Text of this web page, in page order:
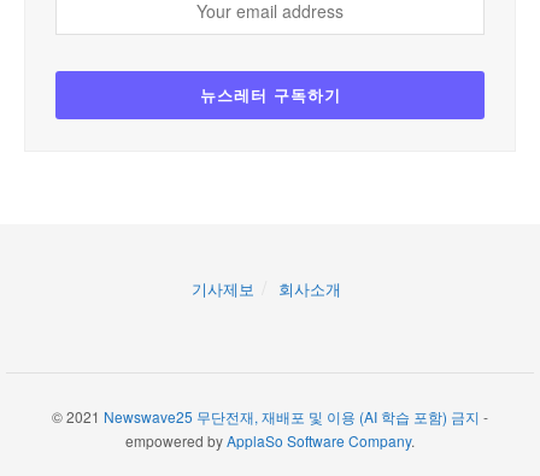
기사제보 회사소개
© 2021 Newswave25 무단전재, 재배포 및 이용 (AI 학습 포함) 금지 -
empowered byApplaSo Software Company.